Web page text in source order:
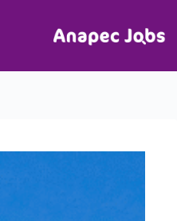
المحتوى